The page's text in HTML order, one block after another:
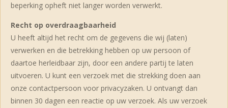
beperking opheft niet langer worden verwerkt.
Recht op overdraagbaarheid
U heeft altijd het recht om de gegevens die wij (laten)
verwerken en die betrekking hebben op uw persoon of
daartoe herleidbaar zijn, door een andere partij te laten
uitvoeren. U kunt een verzoek met die strekking doen aan
onze contactpersoon voor privacyzaken. U ontvangt dan
binnen 30 dagen een reactie op uw verzoek. Als uw verzoek